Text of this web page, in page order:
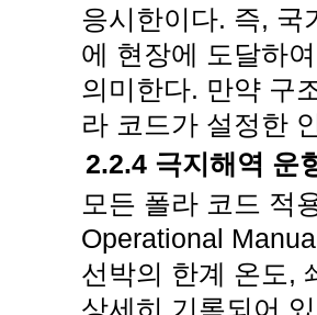
응시한이다. 즉, 국
에 현장에 도달하
의미한다. 만약 구
라 코드가 설정한
2.2.4 극지해역 운
모든 폴라 코드 적
Operational
선박의 한계 온도,
상세히 기록되어